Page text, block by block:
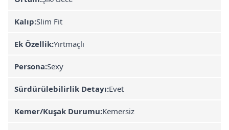
Kalıp:Slim Fit
Ek Özellik:Yırtmaçlı
Persona:Sexy
Sürdürülebilirlik Detayı:Evet
Kemer/Kuşak Durumu:Kemersiz